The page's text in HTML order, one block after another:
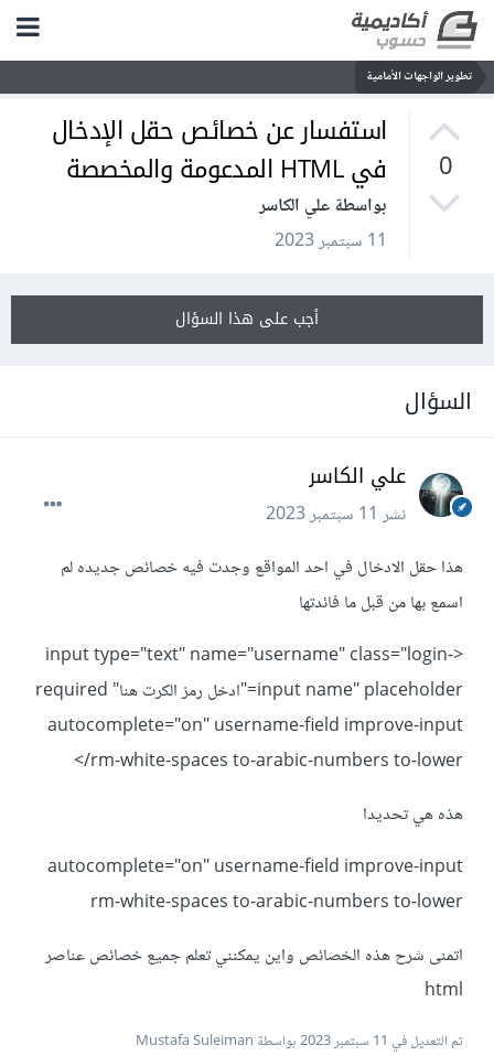
تطوير الواجهات الأمامية
0
استفسار عن خصائص حقل الإدخال
في HTML المدعومة والمخصصة
بواسطة علي الكاسر
11 سبتمبر 2023
أجب على هذا السؤال
السؤال
علي الكاسر
نشر11 سبتمبر 2023
هذا حقل الادخال في احد المواقع وجدت فيه خصائص جديده لم
اسمع بها من قبل ما فائدتها
<input type="text" name="username" class="login-
input name" placeholder="ادخل رمز الكرت هنا" required
autocomplete="on" username-field improve-input
rm-white-spaces to-arabic-numbers to-lower/>
هذه هي تحديدا
autocomplete="on" username-field improve-input
rm-white-spaces to-arabic-numbers to-lower
اتمنى شرح هذه الخصائص واين يمكنني تعلم جميع خصائص عناصر
html
تم التعديل في 11 سبتمبر 2023
بواسطة Mustafa Suleiman